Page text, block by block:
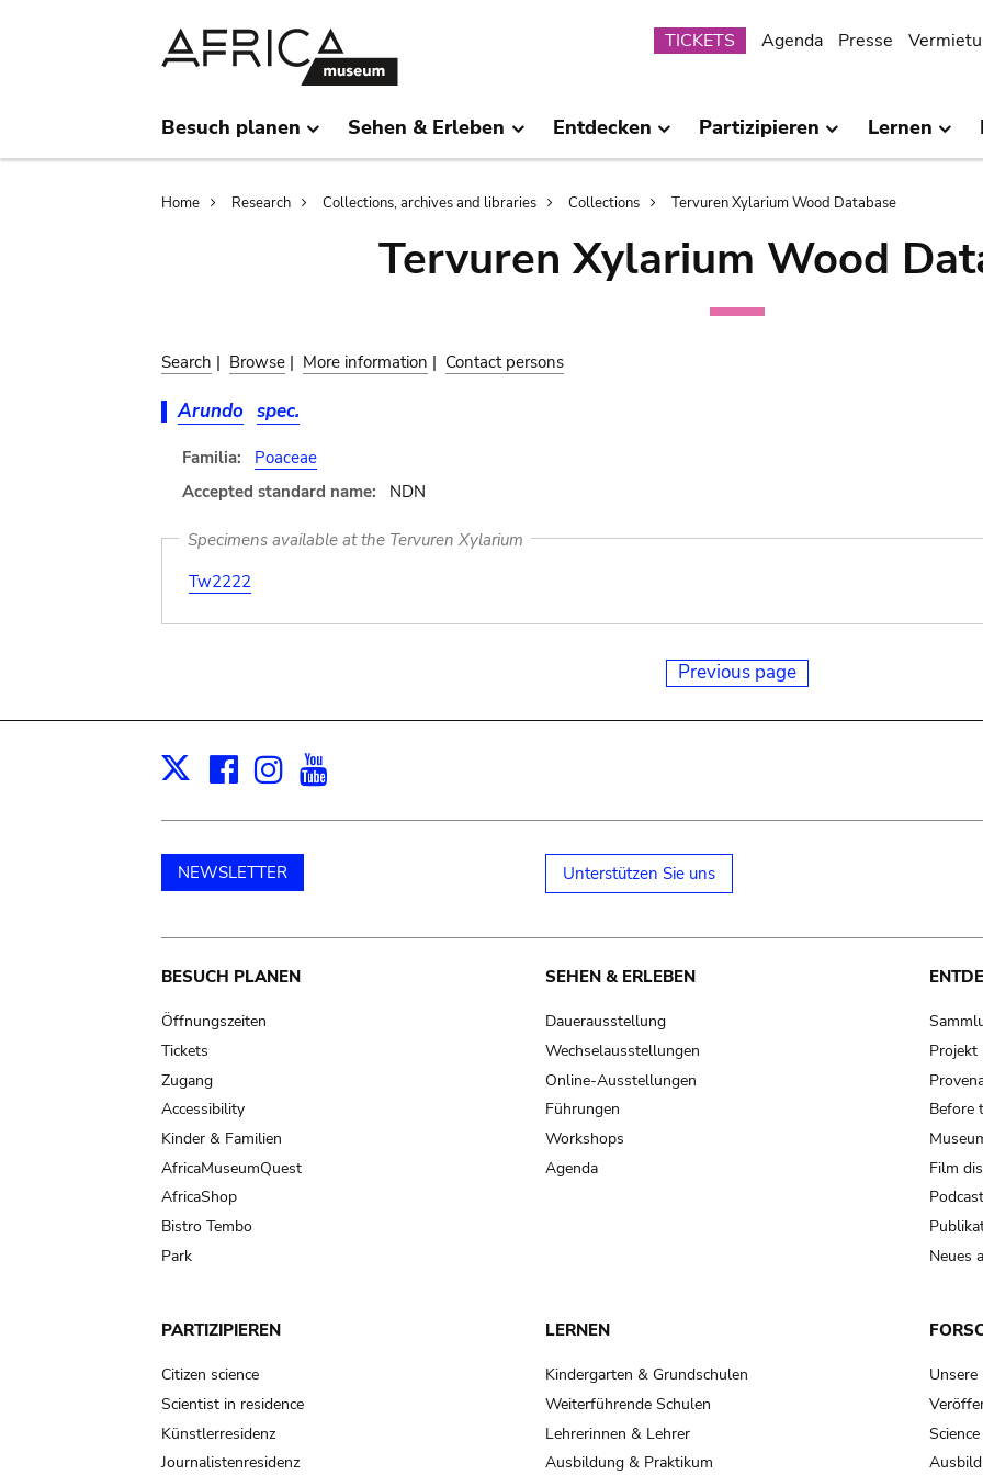
Submenu
TICKETS Agenda Presse
Besuch planen Sehen & Erleben Entdecken Partizipieren Lernen
Breadcrumb
Home Research Collections, archives and libraries Collections Tervuren Xylarium Wood Database
Tervuren Xylarium Wood
Search | Browse | More information | Contact persons
Arundo spec.
Familia:
Poaceae
Accepted standard name:
NDN
Specimens available at the Tervuren Xylarium
Tw2222
Previous page
X Facebook
Instagram
NEWSLETTER Unterstützen Sie uns
Main
navigation
BESUCH PLANEN
Öffnungszeiten
Tickets
Zugang
Accessibility
Kinder & Familien
AfricaMuseumQuest
AfricaShop
Bistro Tembo
Park
SEHEN & ERLEBEN
Dauerausstellung
Wechselausstellungen
Online-Ausstellungen
Führungen
Workshops
Agenda
Projekt
Before
Film
Neues
PARTIZIPIEREN
Citizen science
Scientist in residence
Künstlerresidenz
Journalistenresidenz
LERNEN
Kindergarten & Grundschulen
Weiterführende Schulen
Lehrerinnen & Lehrer
Ausbildung & Praktikum